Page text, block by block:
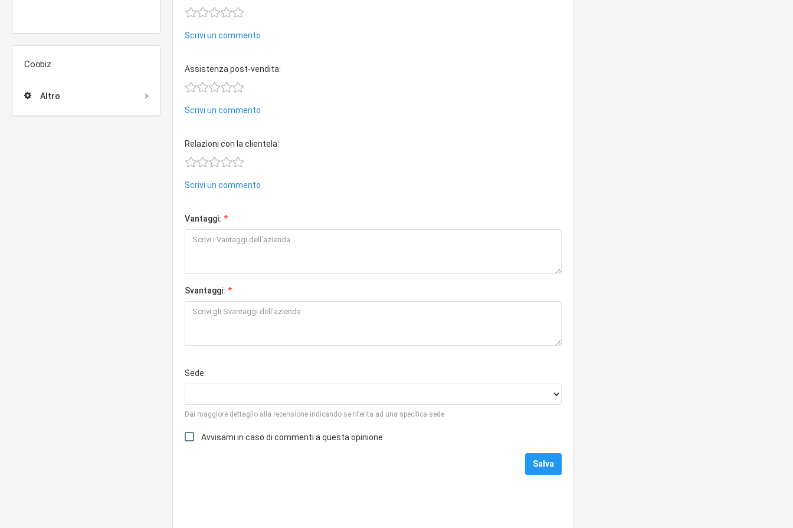
Coobiz
Altro
Scrivi un commento
Assistenza post-vendita:
Scrivi un commento
Relazioni con la clientela:
Scrivi un commento
Vantaggi:
Svantaggi:
Sede:
Dai maggiore dettaglio alla recensione indicando se riferita ad una specifica sede
Avvisami in caso di commenti a questa opinione